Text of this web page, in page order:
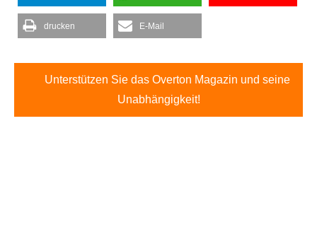
drucken E-Mail
Unterstützen Sie das Overton Magazin und seine
Unabhängigkeit!